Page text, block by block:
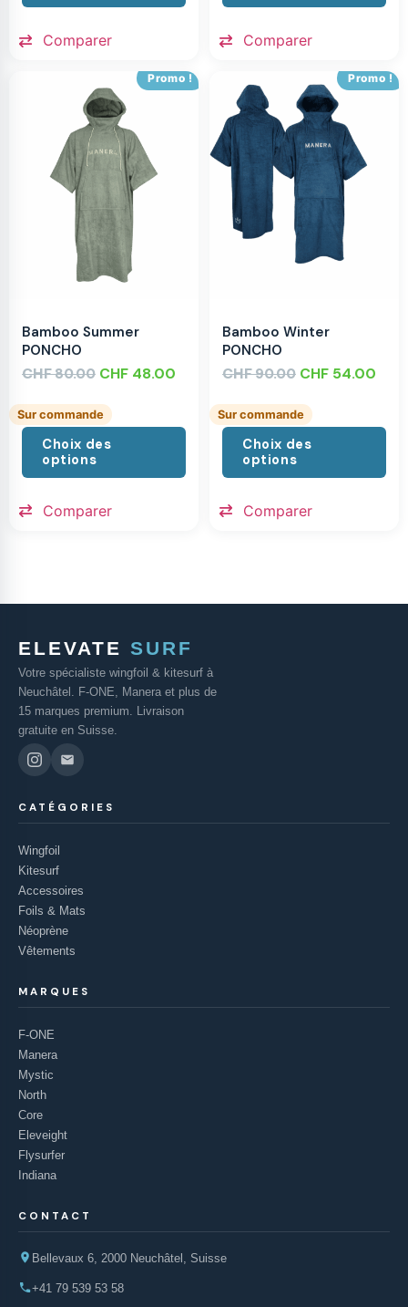
Comparer Comparer
Promo !
Bamboo Summer
PONCHO
CHF80.00 CHF 48.00
Sur commande
Choix des
options
Comparer
Promo !
Bamboo Winter
PONCHO
CHF90.00 CHF 54.00
Sur commande
Choix des
options
Comparer
ELEVATE SURF
Votre spécialiste wingfoil & kitesurf à
Neuchâtel. F-ONE, Manera et plus de
15 marques premium. Livraison
gratuite en Suisse.
CATÉGORIES
Wingfoil
Kitesurf
Accessoires
Foils & Mats
Néoprène
Vêtements
MARQUES
F-ONE
Manera
Mystic
North
Core
Eleveight
Flysurfer
Indiana
CONTACT
Bellevaux 6, 2000 Neuchâtel, Suisse
+41 79 539 53 58